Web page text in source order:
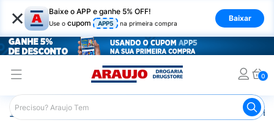
× Baixe o APP e ganhe 5% OFF!
Use o cupom APP5 na primeira compra
Baixar
0
Araujo Higiene Pessoal Enxaguante